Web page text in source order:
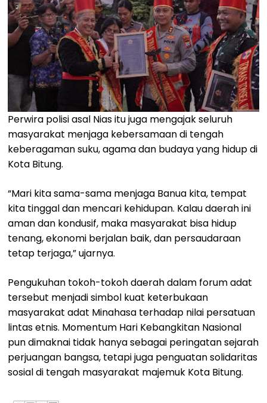
Perwira polisi asal Nias itu juga mengajak seluruh
masyarakat menjaga kebersamaan di tengah
keberagaman suku, agama dan budaya yang hidup di
Kota Bitung.
“Mari kita sama-sama menjaga Banua kita, tempat
kita tinggal dan mencari kehidupan. Kalau daerah ini
aman dan kondusif, maka masyarakat bisa hidup
tenang, ekonomi berjalan baik, dan persaudaraan
tetap terjaga,” ujarnya.
Pengukuhan tokoh-tokoh daerah dalam forum adat
tersebut menjadi simbol kuat keterbukaan
masyarakat adat Minahasa terhadap nilai persatuan
lintas etnis. Momentum Hari Kebangkitan Nasional
pun dimaknai tidak hanya sebagai peringatan sejarah
perjuangan bangsa, tetapi juga penguatan solidaritas
sosial di tengah masyarakat majemuk Kota Bitung.